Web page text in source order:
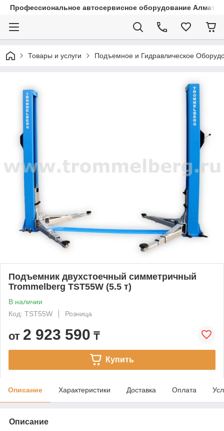
Профессиональное автосервисное оборудование Алматы
Товары и услуги Подъемное и Гидравлическое
Подъемник двухстоечный симметричный
Trommelberg TST55W (5.5 т)
В наличии
Код: TST55W
Розница
от 2 923 590 ₸
Купить
Описание Характеристики Доставка Оплата
Описание